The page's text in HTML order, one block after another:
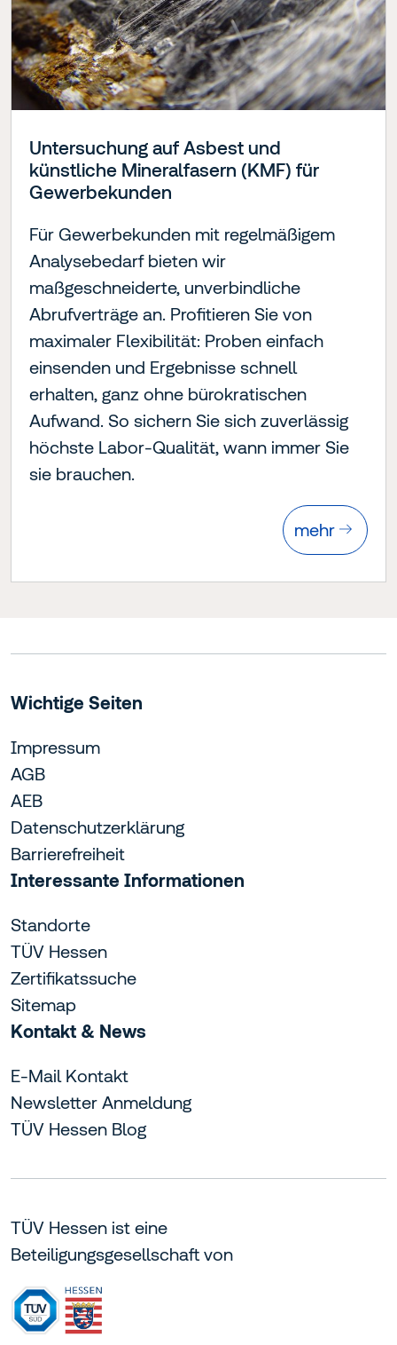
Untersuchung auf Asbest und
künstliche Mineralfasern (KMF) für
Gewerbekunden
Für Gewerbekunden mit regelmäßigem
Analysebedarf bieten wir
maßgeschneiderte, unverbindliche
Abrufverträge an. Profitieren Sie von
maximaler Flexibilität: Proben einfach
einsenden und Ergebnisse schnell
erhalten, ganz ohne bürokratischen
Aufwand. So sichern Sie sich zuverlässig
höchste Labor-Qualität, wann immer Sie
sie brauchen.
mehr
Wichtige Seiten
Impressum
AGB
AEB
Datenschutzerklärung
Barrierefreiheit
Interessante Informationen
Standorte
TÜV Hessen
Zertifikatssuche
Sitemap
Kontakt & News
E-Mail Kontakt
Newsletter Anmeldung
TÜV Hessen Blog
TÜV Hessen ist eine
Beteiligungsgesellschaft von